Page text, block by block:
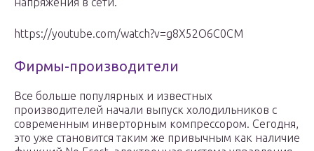
https://youtube.com/watch?v=g8X52O6C0CM
Фирмы-производители
Все больше популярных и известных
производителей начали выпуск холодильников с
современным инверторным компрессором. Сегодня,
это уже становится таким же привычным как наличие